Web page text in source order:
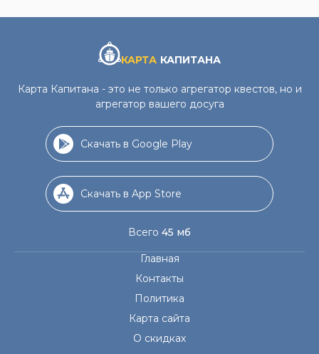
КАРТА КАПИТАНА
Карта Капитана - это не только агрегатор квестов, но и
агрегатор вашего досуга
Скачать в Google Play
Скачать в App Store
Всего 45 мб
Главная
Контакты
Политика
Карта сайта
О скидках